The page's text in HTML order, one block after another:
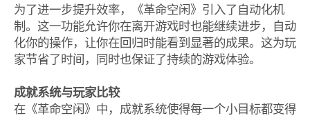
为了进一步提升效率，《革命空闲》引入了自动化机
制。这一功能允许你在离开游戏时也能继续进步，自动
化你的操作，让你在回归时能看到显著的成果。这为玩
家节省了时间，同时也保证了持续的游戏体验。
成就系统与玩家比较
在《革命空闲》中，成就系统使得每一个小目标都变得